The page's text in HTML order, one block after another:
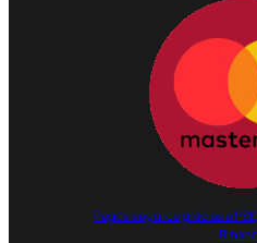
Pagos seguros gracias a